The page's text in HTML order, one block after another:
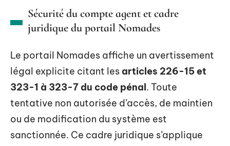
Sécurité du compte agent et cadre
juridique du portail Nomades
Le portail Nomades affiche un avertissement
légal explicite citant les articles 226-15 et
323-1 à 323-7 du code pénal. Toute
tentative non autorisée d’accès, de maintien
ou de modification du système est
sanctionnée. Ce cadre juridique s’applique